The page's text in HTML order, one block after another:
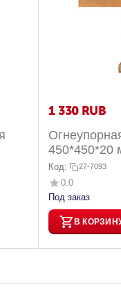
1 330 RUB
450*450*20
Код: 27-7093
0.0
Под заказ
В